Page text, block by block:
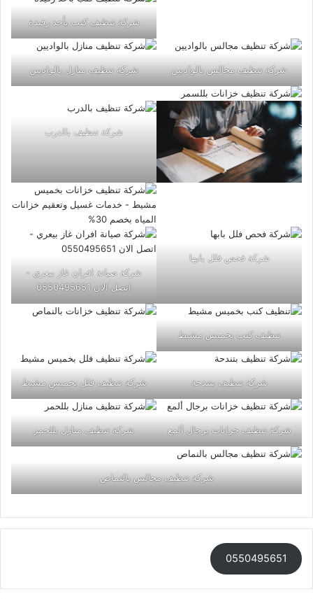
شركة تنظيف كنب بأحد رفيدة
شركة تنظيف مجالس بالواديين شركة تنظيف منازل بالواديين
شركة تنظيف بالدرب
شركة فحص فلل بابها
شركة صيانة افران غاز بيعري -
اتصل الان 0550495651
تنظيف كنب بخميس مشيط
شركة تنظيف بتندحة شركة تنظيف فلل بخميس مشيط
شركة تنظيف خزانات برجال ألمع شركة تنظيف منازل بللحمر
شركة تنظيف مجالس بالنماص
0550495651